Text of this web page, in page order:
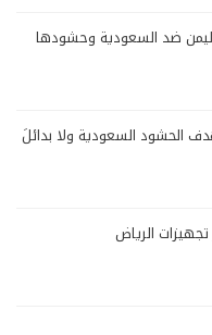
ضد السعودية وحشودها
الحشود السعودية ولا بدائلَ
الرياض